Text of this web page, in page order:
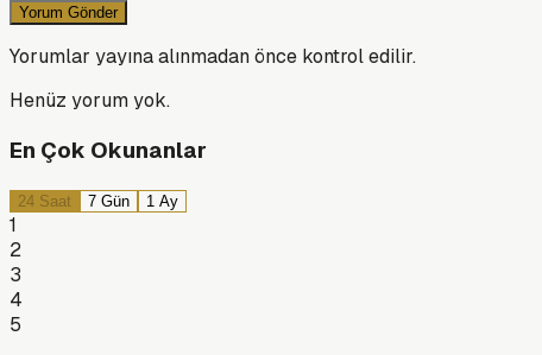
Yorum Gönder
Yorumlar yayına alınmadan önce kontrol edilir.
Henüz yorum yok.
En Çok Okunanlar
24 Saat 7 Gün 1 Ay
1
2
3
4
5